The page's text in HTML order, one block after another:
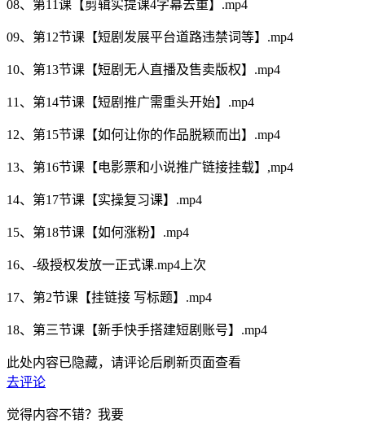
08、第11课【剪辑实提课4字幕去重】.mp4
09、第12节课【短剧发展平台道路违禁词等】.mp4
10、第13节课【短剧无人直播及售卖版权】.mp4
11、第14节课【短剧推广需重头开始】.mp4
12、第15节课【如何让你的作品脱颖而出】.mp4
13、第16节课【电影票和小说推广链接挂载】,mp4
14、第17节课【实操复习课】.mp4
15、第18节课【如何涨粉】.mp4
16、-级授权发放一正式课.mp4上次
17、第2节课【挂链接 写标题】.mp4
18、第三节课【新手快手搭建短剧账号】.mp4
此处内容已隐藏，请评论后刷新页面查看
去评论
觉得内容不错？我要